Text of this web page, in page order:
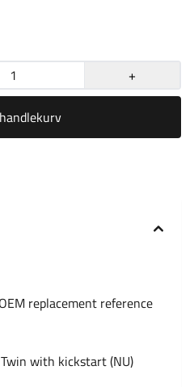
+
replacement reference
with kickstart (NU)